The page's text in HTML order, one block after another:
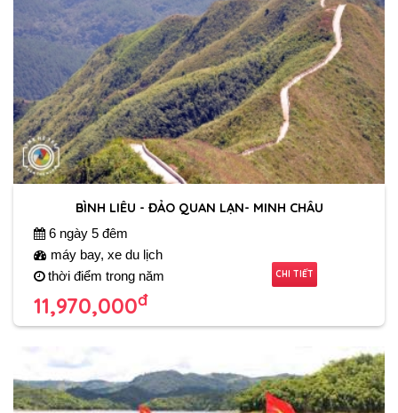
BÌNH LIÊU - ĐẢO QUAN LẠN- MINH CHÂU
6 ngày 5 đêm
máy bay, xe du lịch
thời điểm trong năm
11,970,000đ
CHI TIẾT